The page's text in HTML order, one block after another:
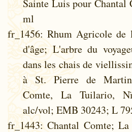
Sainte Luis pour Chantal
ml
fr_1456: Rhum Agricole de
d'âge; L'arbre du
dans les chais de
à St. Pierre de
Comte, La Tuilario,
alc/vol; EMB 30243; L
fr_1443: Chantal Comte;